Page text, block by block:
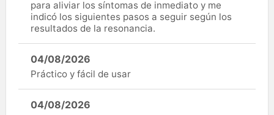
para aliviar los síntomas de inmediato y me
indicó los siguientes pasos a seguir según los
resultados de la resonancia.
04/08/2026
Práctico y fácil de usar
04/08/2026